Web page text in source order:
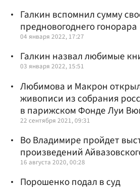
Галкин вспомнил сумму
предновогоднего гонорара
04 января 2022, 17:27
Галкин назвал любимые
03 января 2022, 15:51
Любимова и Макрон
живописи из собрания
в парижском Фонде Луи
22 сентября 2021, 09:31
Во Владимире пройдет
произведений
16 августа 2020, 00:28
Порошенко подал в суд